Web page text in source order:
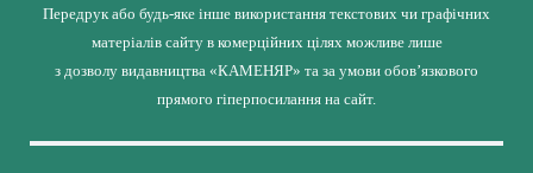
Передрук або будь-яке інше використання текстових чи графічних
матеріалів сайту в комерційних цілях можливе лише
з дозволу видавництва «КАМЕНЯР» та за умови обов’язкового
прямого гіперпосилання на сайт.